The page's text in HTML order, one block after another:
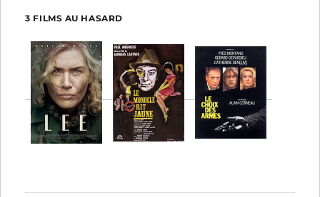
3 FILMS AU HASARD